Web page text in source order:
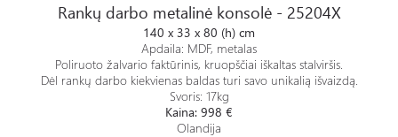
Rankų darbo metalinė konsolė - 25204X
140 x 33 x 80 (h) cm
Apdaila: MDF, metalas
Poliruoto žalvario faktūrinis, kruopščiai iškaltas stalviršis.
Dėl rankų darbo kiekvienas baldas turi savo unikalią išvaizdą.
Svoris: 17kg
Kaina: 998 €
Olandija